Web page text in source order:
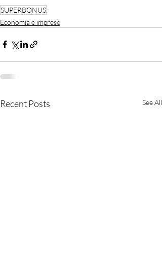
SUPERBONUS
Economia e imprese
Recent Posts See All